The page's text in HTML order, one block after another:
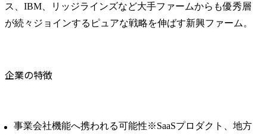
ス、IBM、リッジラインズなど大手ファームからも優秀層
が続々ジョインするピュアな戦略を伸ばす新興ファーム。
企業の特徴
事業会社機能へ携われる可能性※SaaSプロダクト、地方